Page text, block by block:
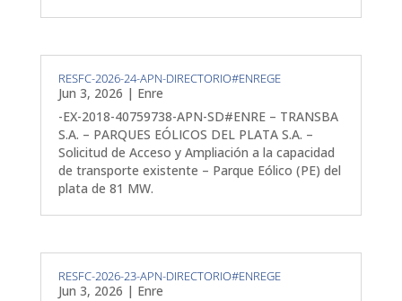
RESFC-2026-24-APN-DIRECTORIO#ENREGE
Jun 3, 2026 | Enre
-EX-2018-40759738-APN-SD#ENRE – TRANSBA
S.A. – PARQUES EÓLICOS DEL PLATA S.A. –
Solicitud de Acceso y Ampliación a la capacidad
de transporte existente – Parque Eólico (PE) del
plata de 81 MW.
RESFC-2026-23-APN-DIRECTORIO#ENREGE
Jun 3, 2026 | Enre